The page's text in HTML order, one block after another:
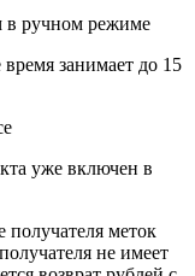
в ручном режиме
занимает до 15
уже включен в
получателя меток
не имеет